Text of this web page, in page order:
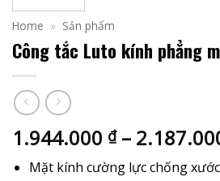
Home » Sản phẩm
Công tắc Luto kính phẳng
1.944.000 ₫ –
Mặt kính cường lực chống xước